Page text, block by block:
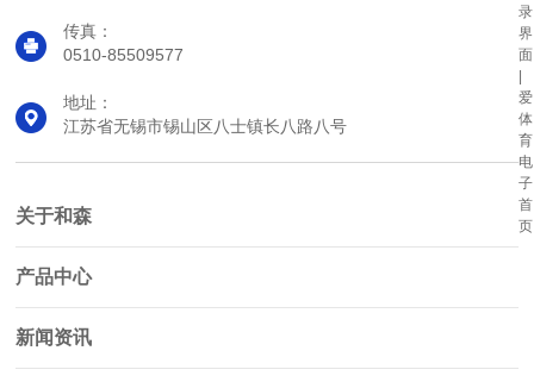
传真：
0510-85509577
地址：
江苏省无锡市锡山区八士镇长八路八号
关于和森
产品中心
新闻资讯
录
界
面
爱
体
育
电
子
首
页